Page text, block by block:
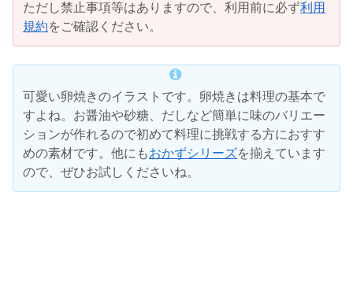
ただし禁止事項等はありますので、利用前に必ず利用
規約をご確認ください。
可愛い卵焼きのイラストです。卵焼きは料理の基本で
すよね。お醤油や砂糖、だしなど簡単に味のバリエー
ションが作れるので初めて料理に挑戦する方におすす
めの素材です。他にもおかずシリーズを揃えています
ので、ぜひお試しくださいね。